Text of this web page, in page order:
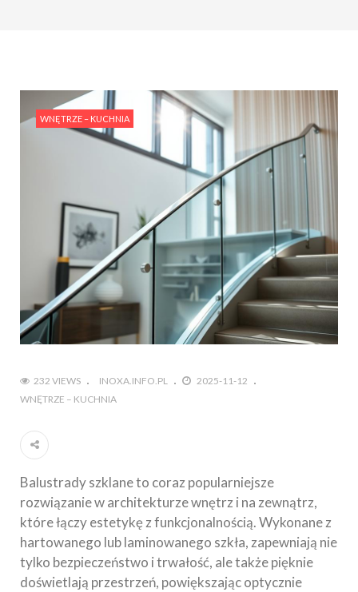
WNĘTRZE – KUCHNIA
232 VIEWS INOXA.INFO.PL
2025-11-12
WNĘTRZE – KUCHNIA
Balustrady szklane to coraz popularniejsze
rozwiązanie w architekturze wnętrz i na zewnątrz,
które łączy estetykę z funkcjonalnością. Wykonane z
hartowanego lub laminowanego szkła, zapewniają nie
tylko bezpieczeństwo i trwałość, ale także pięknie
doświetlają przestrzeń, powiększając optycznie